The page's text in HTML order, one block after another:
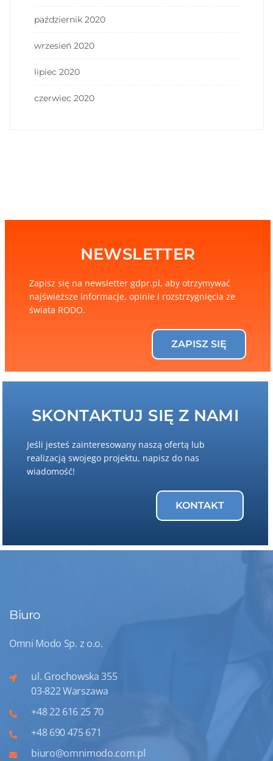
październik 2020
wrzesień 2020
lipiec 2020
czerwiec 2020
NEWSLETTER
Zapisz się na newsletter gdpr.pl, aby otrzymywać
najświeższe informacje, opinie i rozstrzygnięcia ze
świata RODO.
ZAPISZ SIĘ
SKONTAKTUJ SIĘ Z NAMI
Jeśli jesteś zainteresowany naszą ofertą lub
realizacją swojego projektu, napisz do nas
wiadomość!
KONTAKT
Biuro
Omni Modo Sp. z o.o.
ul. Grochowska 355
03-822 Warszawa
+48 22 616 25 70
+48 690 475 671
biuro@omnimodo.com.pl